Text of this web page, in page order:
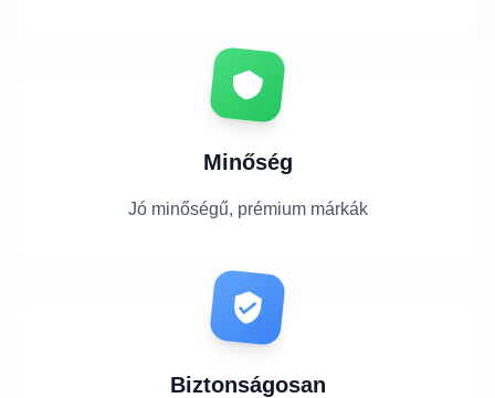
Minőség
Jó minőségű, prémium márkák
Biztonságosan